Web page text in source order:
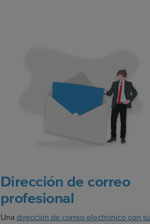
Dirección de correo
profesional
Una dirección de correo electrónico con tu